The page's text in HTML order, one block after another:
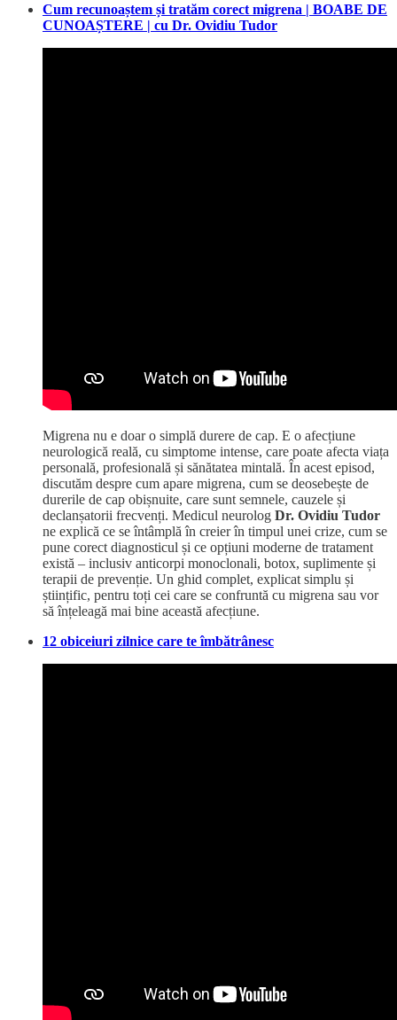
Cum recunoaștem și tratăm corect migrena | BOABE DE
CUNOAȘTERE | cu Dr. Ovidiu Tudor
Migrena nu e doar o simplă durere de cap. E o afecțiune
neurologică reală, cu simptome intense, care poate afecta viața
personală, profesională și sănătatea mintală. În acest episod,
discutăm despre cum apare migrena, cum se deosebește de
durerile de cap obișnuite, care sunt semnele, cauzele și
declanșatorii frecvenți. Medicul neurolog Dr. Ovidiu Tudor
ne explică ce se întâmplă în creier în timpul unei crize, cum se
pune corect diagnosticul și ce opțiuni moderne de tratament
există – inclusiv anticorpi monoclonali, botox, suplimente și
terapii de prevenție. Un ghid complet, explicat simplu și
științific, pentru toți cei care se confruntă cu migrena sau vor
să înțeleagă mai bine această afecțiune.
12 obiceiuri zilnice care te îmbătrânesc